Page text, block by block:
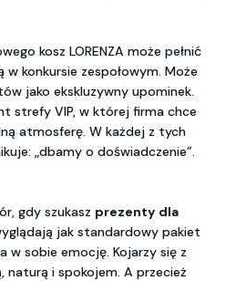
kosz LORENZA może pełnić
w konkursie zespołowym. Może
jako ekskluzywny upominek.
strefy VIP, w której firma chce
atmosferę. W każdej z tych
„dbamy o doświadczenie”.
gdy szukasz prezenty dla
jak standardowy pakiet
w sobie emocję. Kojarzy się z
naturą i spokojem. A przecież